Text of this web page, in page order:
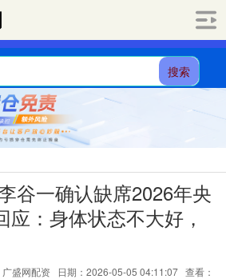
搜索
谷一确认缺席2026年央
：身体状态不大好，
广盛网配资 日期：2026-05-05 04:11:07 查看：